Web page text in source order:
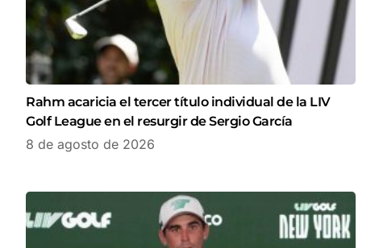
Rahm acaricia el tercer título individual de la LIV
Golf League en el resurgir de Sergio García
8 de agosto de 2026